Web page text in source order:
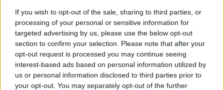
If you wish to opt-out of the sale, sharing to third parties, or
processing of your personal or sensitive information for
targeted advertising by us, please use the below opt-out
section to confirm your selection. Please note that after your
opt-out request is processed you may continue seeing
interest-based ads based on personal information utilized by
us or personal information disclosed to third parties prior to
your opt-out. You may separately opt-out of the further
legtöbb erőforrással rendelkezik. A férfiak
számára pedig az lett a fontos, hogy biztosan a
saját gyermeküknek örökítsék tovább a megszerzett
javakat” - vágott a téma közepébe Gabriella.